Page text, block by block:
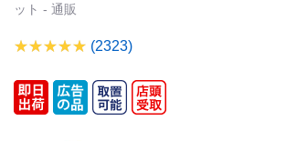
ット - 通販
(2323)